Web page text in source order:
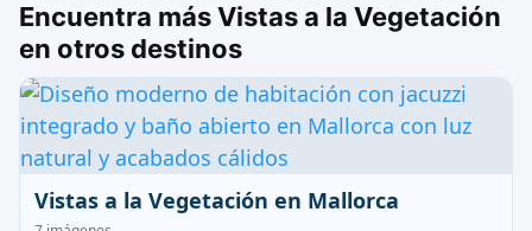
Encuentra más Vistas a la Vegetación
en otros destinos
Vistas a la Vegetación en Mallorca